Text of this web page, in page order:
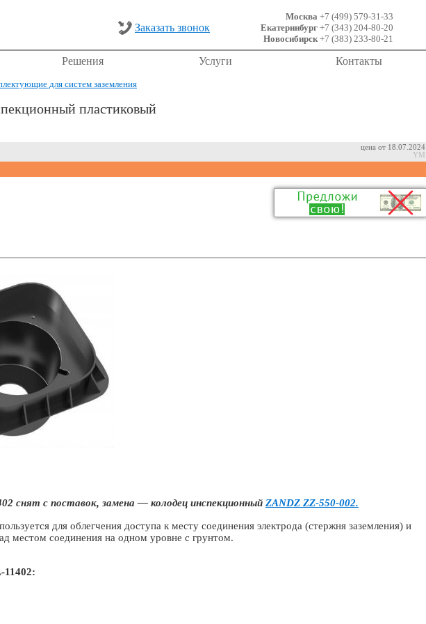
Заказать звонок
Москва +7 (499) 579-31-33
Екатеринбург +7 (343) 204-80-20
Новосибирск+7 (383) 233-80-21
Решения Услуги Контакты
для систем заземления
пластиковый
цена от 18.07.2024
YM
снят с поставок, замена — колодец инспекционный ZANDZ ZZ-550-002.
для облегчения доступа к месту соединения электрода (стержня заземления) и
местом соединения на одном уровне с грунтом.
11402: